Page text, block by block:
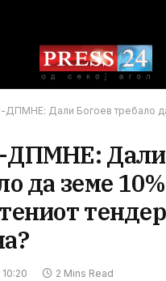
Дали Богоев требало да земе 10% од
Дали
да земе
2 Mins Read